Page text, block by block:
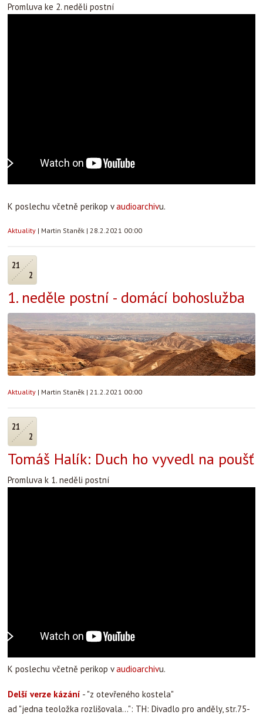
Promluva ke 2. neděli postní
K poslechu včetně perikop vaudioarchivu.
Aktuality | Martin Staněk | 28.2.2021 00:00
21
2
1. neděle postní - domácí bohoslužba
Aktuality | Martin Staněk | 21.2.2021 00:00
21
2
Tomáš Halík: Duch ho vyvedl na poušť
Promluva k 1. neděli postní
K poslechu včetně perikop vaudioarchivu.
Delší verze kázání - "z otevřeného kostela"
ad "jedna teoložka rozlišovala...": TH: Divadlo pro anděly, str.75-